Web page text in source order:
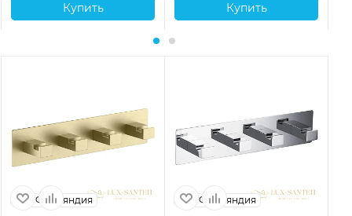
Купить Купить
Финляндия Финляндия